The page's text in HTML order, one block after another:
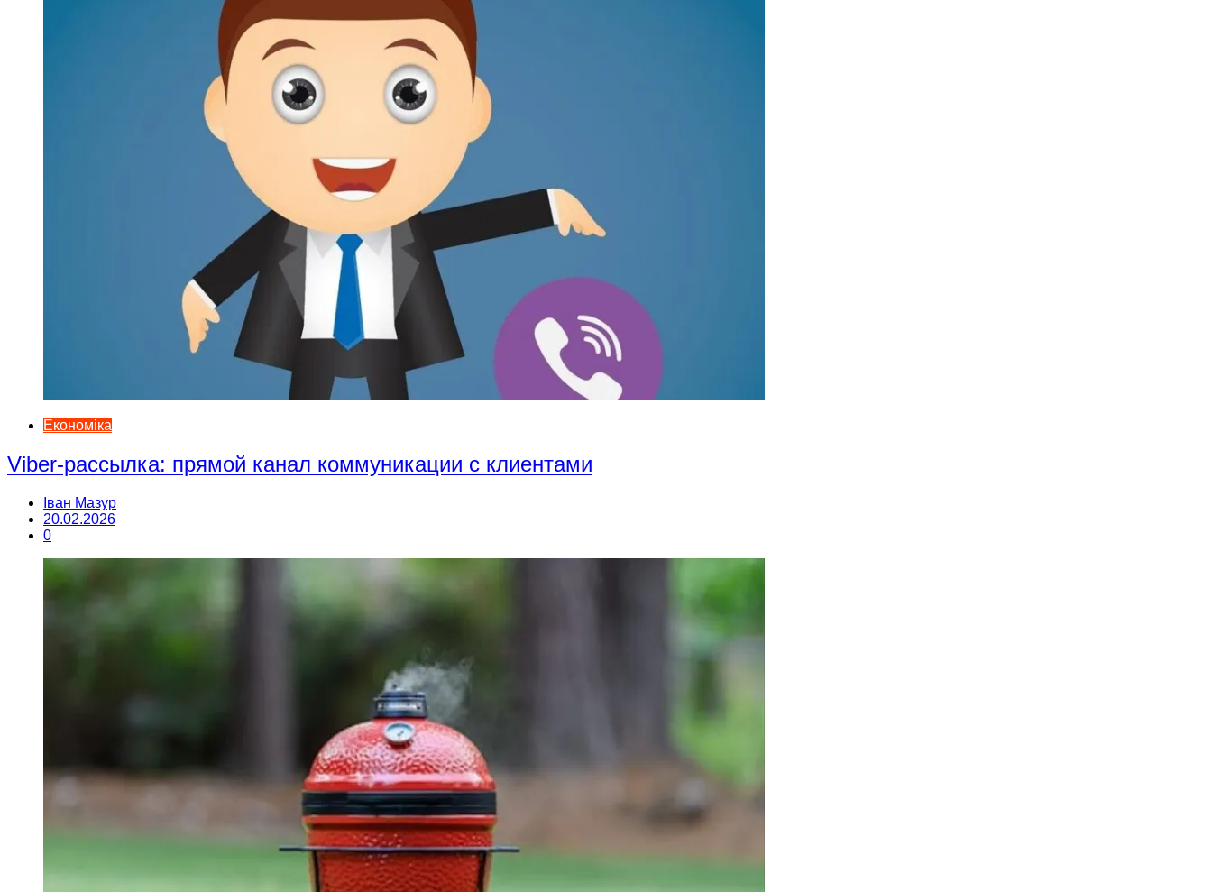
Економіка
Viber-рассылка: прямой канал коммуникации с клиентами
Іван Мазур
20.02.2026
0